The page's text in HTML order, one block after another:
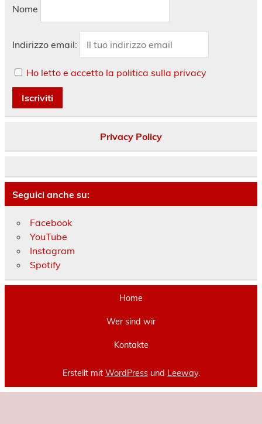
Nome
Indirizzo email:
Ho letto e accetto la politica sulla privacy
Privacy Policy
Seguici anche su:
Facebook
YouTube
Instagram
Spotify
Home
Wer sind wir
Kontakte
Erstellt mit WordPressund Leeway.